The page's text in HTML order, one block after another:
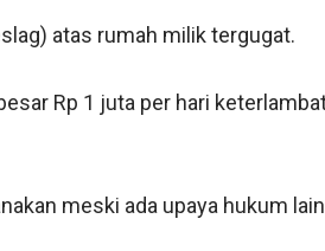
atas rumah milik tergugat.
Rp 1 juta per hari
meski ada upaya hukum